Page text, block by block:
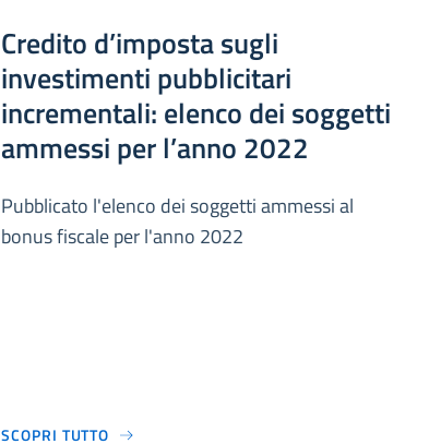
Credito d’imposta sugli
investimenti pubblicitari
incrementali: elenco dei soggetti
ammessi per l’anno 2022
Pubblicato l'elenco dei soggetti ammessi al
bonus fiscale per l'anno 2022
SCOPRI TUTTO